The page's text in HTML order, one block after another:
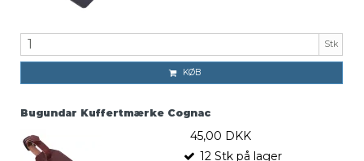
Stk
KØB
Bugundar Kuffertmærke Cognac
45,00 DKK
12 Stk på lager